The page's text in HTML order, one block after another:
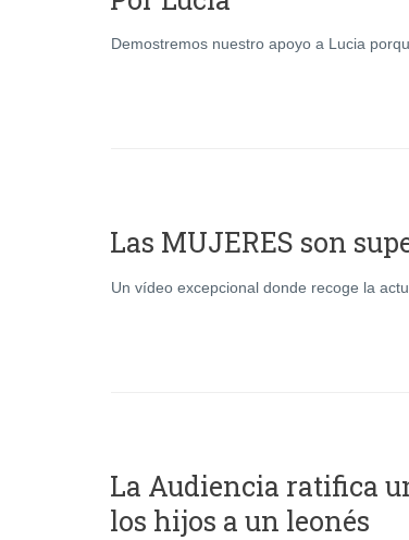
Demostremos nuestro apoyo a Lucia
Las MUJERES son
Un vídeo excepcional donde recoge la
La Audiencia ratifica
los hijos a un leonés